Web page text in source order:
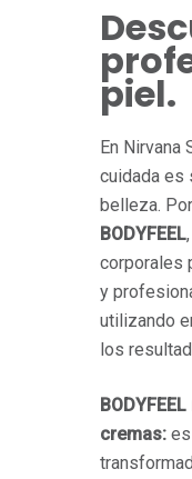
piel.
En Nirvana
cuidada es
belleza.
BODYFEEL
corporales
y
utilizando
los
cremas: